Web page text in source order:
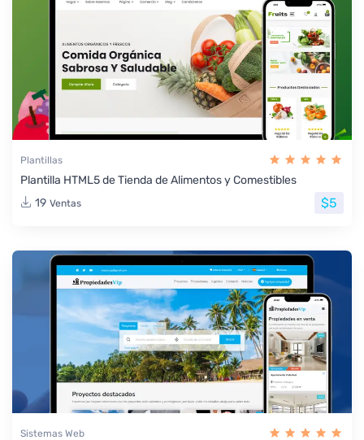
Plantillas
Plantilla HTML5 de Tienda de Alimentos y Comestibles
19 Ventas $5
Sistemas Web